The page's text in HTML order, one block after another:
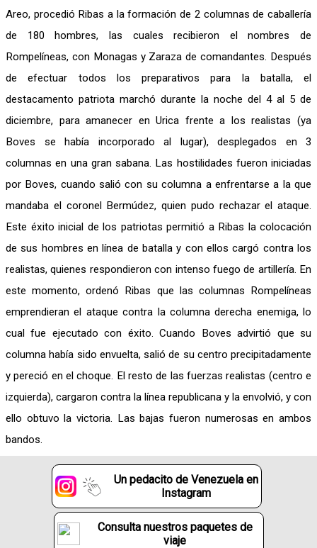
Areo, procedió Ribas a la formación de 2 columnas de caballería
de 180 hombres, las cuales recibieron el nombres de
Rompelíneas, con Monagas y Zaraza de comandantes. Después
de efectuar todos los preparativos para la batalla, el
destacamento patriota marchó durante la noche del 4 al 5 de
diciembre, para amanecer en Urica frente a los realistas (ya
Boves se había incorporado al lugar), desplegados en 3
columnas en una gran sabana. Las hostilidades fueron iniciadas
por Boves, cuando salió con su columna a enfrentarse a la que
mandaba el coronel Bermúdez, quien pudo rechazar el ataque.
Este éxito inicial de los patriotas permitió a Ribas la colocación
de sus hombres en línea de batalla y con ellos cargó contra los
realistas, quienes respondieron con intenso fuego de artillería. En
este momento, ordenó Ribas que las columnas Rompelíneas
emprendieran el ataque contra la columna derecha enemiga, lo
cual fue ejecutado con éxito. Cuando Boves advirtió que su
columna había sido envuelta, salió de su centro precipitadamente
y pereció en el choque. El resto de las fuerzas realistas (centro e
izquierda), cargaron contra la línea republicana y la envolvió, y con
ello obtuvo la victoria. Las bajas fueron numerosas en ambos
bandos.
Un pedacito de Venezuela en
Instagram
Consulta nuestros paquetes de
viaje